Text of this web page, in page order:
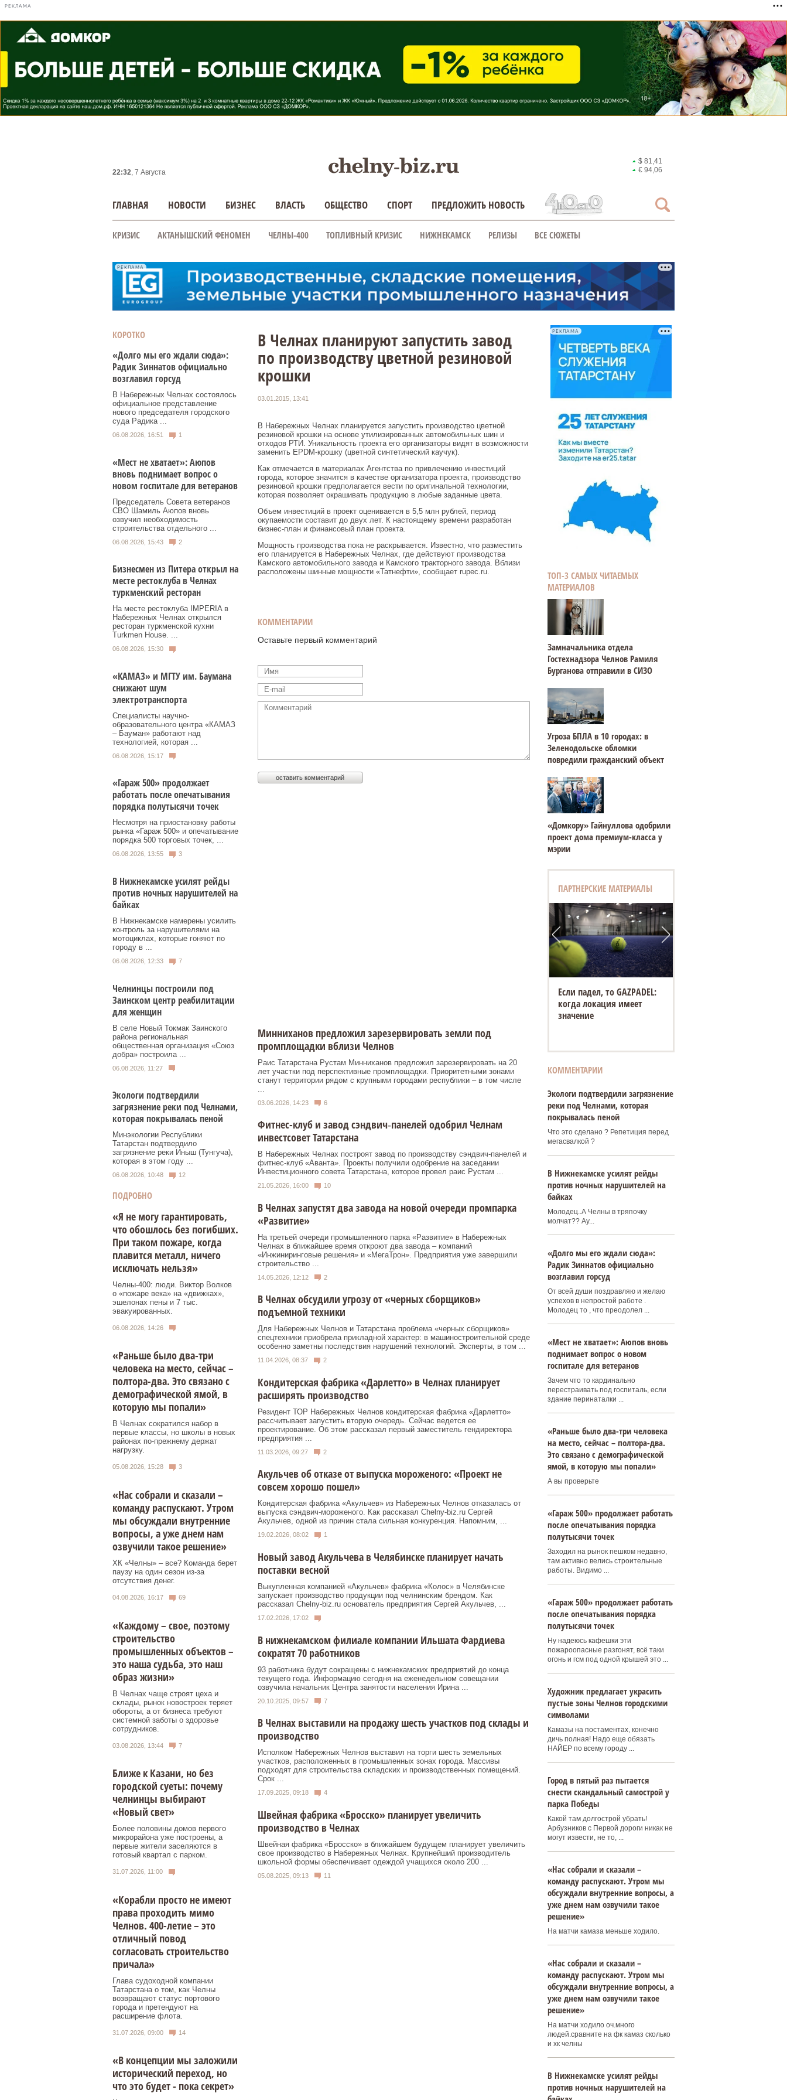
РЕКЛАМА
22:32, 7 Августа
$ 81,41
€ 94,06
ГЛАВНАЯ НОВОСТИ БИЗНЕС ВЛАСТЬ ОБЩЕСТВО СПОРТ ПРЕДЛОЖИТЬ НОВОСТЬ
КРИЗИС АКТАНЫШСКИЙ ФЕНОМЕН ЧЕЛНЫ-400 ТОПЛИВНЫЙ КРИЗИС НИЖНЕКАМСК РЕЛИЗЫ ВСЕ СЮЖЕТЫ
РЕКЛАМА
КОРОТКО
«Долго мы его ждали сюда»:
Радик Зиннатов официально
возглавил горсуд
В Набережных Челнах состоялось
официальное представление
нового председателя городского
суда Радика ...
06.08.2026, 16:51 1
«Мест не хватает»: Аюпов
вновь поднимает вопрос о
новом госпитале для ветеранов
Председатель Совета ветеранов
СВО Шамиль Аюпов вновь
озвучил необходимость
строительства отдельного ...
06.08.2026, 15:43 2
Бизнесмен из Питера открыл на
месте рестоклуба в Челнах
туркменский ресторан
На месте рестоклуба IMPERIA в
Набережных Челнах открылся
ресторан туркменской кухни
Turkmen House. ...
06.08.2026, 15:30
«КАМАЗ» и МГТУ им. Баумана
снижают шум
электротранспорта
Специалисты научно-
образовательного центра «КАМАЗ
– Бауман» работают над
технологией, которая ...
06.08.2026, 15:17
«Гараж 500» продолжает
работать после опечатывания
порядка полутысячи точек
Несмотря на приостановку работы
рынка «Гараж 500» и опечатывание
порядка 500 торговых точек, ...
06.08.2026, 13:55 3
В Нижнекамске усилят рейды
против ночных нарушителей на
байках
В Нижнекамске намерены усилить
контроль за нарушителями на
мотоциклах, которые гоняют по
городу в ...
06.08.2026, 12:33 7
Челнинцы построили под
Заинском центр реабилитации
для женщин
В селе Новый Токмак Заинского
района региональная
общественная организация «Союз
добра» построила ...
06.08.2026, 11:27
Экологи подтвердили
загрязнение реки под Челнами,
которая покрывалась пеной
Минэкологии Республики
Татарстан подтвердило
загрязнение реки Иныш (Тунгуча),
которая в этом году ...
06.08.2026, 10:48 12
ПОДРОБНО
«Я не могу гарантировать,
что обошлось без погибших.
При таком пожаре, когда
плавится металл, ничего
исключать нельзя»
Челны-400: люди. Виктор Волков
о «пожаре века» на «движках»,
эшелонах пены и 7 тыс.
эвакуированных.
06.08.2026, 14:26
«Раньше было два-три
человека на место, сейчас –
полтора-два. Это связано с
демографической ямой, в
которую мы попали»
В Челнах сократился набор в
первые классы, но школы в новых
районах по-прежнему держат
нагрузку.
05.08.2026, 15:28 3
«Нас собрали и сказали –
команду распускают. Утром
мы обсуждали внутренние
вопросы, а уже днем нам
озвучили такое решение»
ХК «Челны» – все? Команда берет
паузу на один сезон из-за
отсутствия денег.
04.08.2026, 16:17 69
«Каждому – свое, поэтому
строительство
промышленных объектов –
это наша судьба, это наш
образ жизни»
В Челнах чаще строят цеха и
склады, рынок новостроек теряет
обороты, а от бизнеса требуют
системной заботы о здоровье
сотрудников.
03.08.2026, 13:44 7
Ближе к Казани, но без
городской суеты: почему
челнинцы выбирают
«Новый свет»
Более половины домов первого
микрорайона уже построены, а
первые жители заселяются в
готовый квартал с парком.
31.07.2026, 11:00
«Корабли просто не имеют
права проходить мимо
Челнов. 400-летие – это
отличный повод
согласовать строительство
причала»
Глава судоходной компании
Татарстана о том, как Челны
возвращают статус портового
города и претендуют на
расширение флота.
31.07.2026, 09:00 14
«В концепции мы заложили
исторический переход, но
что это будет - пока секрет»
В Челнах планируют запустить завод
по производству цветной резиновой
крошки
03.01.2015, 13:41
В Набережных Челнах планируется запустить производство цветной
резиновой крошки на основе утилизированных автомобильных шин и
отходов РТИ. Уникальность проекта его организаторы видят в возможности
заменить EPDM-крошку (цветной синтетический каучук).
Как отмечается в материалах Агентства по привлечению инвестиций
города, которое значится в качестве организатора проекта, производство
резиновой крошки предполагается вести по оригинальной технологии,
которая позволяет окрашивать продукцию в любые заданные цвета.
Объем инвестиций в проект оценивается в 5,5 млн рублей, период
окупаемости составит до двух лет. К настоящему времени разработан
бизнес-план и финансовый план проекта.
Мощность производства пока не раскрывается. Известно, что разместить
его планируется в Набережных Челнах, где действуют производства
Камского автомобильного завода и Камского тракторного завода. Вблизи
расположены шинные мощности «Татнефти», сообщает rupec.ru.
КОММЕНТАРИИ
Оставьте первый комментарий
Минниханов предложил зарезервировать земли под
промплощадки вблизи Челнов
Раис Татарстана Рустам Минниханов предложил зарезервировать на 20
лет участки под перспективные промплощадки. Приоритетными зонами
станут территории рядом с крупными городами республики – в том числе
03.06.2026, 14:23 6
Фитнес-клуб и завод сэндвич‑панелей одобрил Челнам
инвестсовет Татарстана
В Набережных Челнах построят завод по производству сэндвич‑панелей и
фитнес‑клуб «Аванта». Проекты получили одобрение на заседании
Инвестиционного совета Татарстана, которое провел раис Рустам ...
21.05.2026, 16:00 10
В Челнах запустят два завода на новой очереди промпарка
«Развитие»
На третьей очереди промышленного парка «Развитие» в Набережных
Челнах в ближайшее время откроют два завода – компаний
«Инжиниринговые решения» и «МегаТрон». Предприятия уже завершили
строительство ...
14.05.2026, 12:12 2
В Челнах обсудили угрозу от «черных сборщиков»
подъемной техники
Для Набережных Челнов и Татарстана проблема «черных сборщиков»
спецтехники приобрела прикладной характер: в машиностроительной среде
особенно заметны последствия нарушений технологий. Эксперты, в том ...
11.04.2026, 08:37 2
Кондитерская фабрика «Дарлетто» в Челнах планирует
расширять производство
Резидент ТОР Набережных Челнов кондитерская фабрика «Дарлетто»
рассчитывает запустить вторую очередь. Сейчас ведется ее
проектирование. Об этом рассказал первый заместитель гендиректора
предприятия ...
11.03.2026, 09:27 2
Акульчев об отказе от выпуска мороженого: «Проект не
совсем хорошо пошел»
Кондитерская фабрика «Акульчев» из Набережных Челнов отказалась от
выпуска сэндвич-мороженого. Как рассказал Chelny-biz.ru Сергей
Акульчев, одной из причин стала сильная конкуренция. Напомним, ...
19.02.2026, 08:02 1
Новый завод Акульчева в Челябинске планирует начать
поставки весной
Выкупленная компанией «Акульчев» фабрика «Колос» в Челябинске
запускает производство продукции под челнинским брендом. Как
рассказал Chelny-biz.ru основатель предприятия Сергей Акульчев, ...
17.02.2026, 17:02
В нижнекамском филиале компании Ильшата Фардиева
сократят 70 работников
93 работника будут сокращены с нижнекамских предприятий до конца
текущего года. Информацию сегодня на еженедельном совещании
озвучила начальник Центра занятости населения Ирина ...
20.10.2025, 09:57 7
В Челнах выставили на продажу шесть участков под склады и
производство
Исполком Набережных Челнов выставил на торги шесть земельных
участков, расположенных в промышленных зонах города. Массивы
подходят для строительства складских и производственных помещений.
Срок ...
17.09.2025, 09:18 4
Швейная фабрика «Бросско» планирует увеличить
производство в Челнах
Швейная фабрика «Бросско» в ближайшем будущем планирует увеличить
свое производство в Набережных Челнах. Крупнейший производитель
школьной формы обеспечивает одеждой учащихся около 200 ...
05.08.2025, 09:13 11
РЕКЛАМА
ТОП-3 САМЫХ ЧИТАЕМЫХ
МАТЕРИАЛОВ
Замначальника отдела
Гостехнадзора Челнов Рамиля
Бурганова отправили в СИЗО
Угроза БПЛА в 10 городах: в
Зеленодольске обломки
повредили гражданский объект
«Домкору» Гайнуллова одобрили
проект дома премиум-класса у
мэрии
ПАРТНЕРСКИЕ МАТЕРИАЛЫ
Если падел, то GAZPADEL:
когда локация имеет
значение
КОММЕНТАРИИ
Экологи подтвердили загрязнение
реки под Челнами, которая
покрывалась пеной
Что это сделано ? Репетиция перед
мегасвалкой ?
В Нижнекамске усилят рейды
против ночных нарушителей на
байках
Молодец..А Челны в тряпочку
молчат?? Ау...
«Долго мы его ждали сюда»:
Радик Зиннатов официально
возглавил горсуд
От всей души поздравляю и желаю
успехов в непростой работе .
Молодец то , что преодолел ...
«Мест не хватает»: Аюпов вновь
поднимает вопрос о новом
госпитале для ветеранов
Зачем что то кардинально
перестраивать под госпиталь, если
здание перинаталки ...
«Раньше было два-три человека
на место, сейчас – полтора-два.
Это связано с демографической
ямой, в которую мы попали»
А вы проверьте
«Гараж 500» продолжает работать
после опечатывания порядка
полутысячи точек
Заходил на рынок пешком недавно,
там активно велись строительные
работы. Видимо ...
«Гараж 500» продолжает работать
после опечатывания порядка
полутысячи точек
Ну надеюсь кафешки эти
пожароопасные разгонят, всё таки
огонь и гсм под одной крышей это ...
Художник предлагает украсить
пустые зоны Челнов городскими
символами
Камазы на постаментах, конечно
дичь полная! Надо еще обязать
НАЙЕР по всему городу ...
Город в пятый раз пытается
снести скандальный самострой у
парка Победы
Какой там долгострой убрать!
Арбузников с Первой дороги никак не
могут извести, не то, ...
«Нас собрали и сказали –
команду распускают. Утром мы
обсуждали внутренние вопросы, а
уже днем нам озвучили такое
решение»
На матчи камаза меньше ходило.
«Нас собрали и сказали –
команду распускают. Утром мы
обсуждали внутренние вопросы, а
уже днем нам озвучили такое
решение»
На матчи ходило оч.много
людей.сравните на фк камаз сколько
и хк челны
В Нижнекамске усилят рейды
против ночных нарушителей на